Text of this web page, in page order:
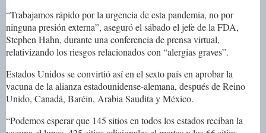
“Trabajamos rápido por la urgencia de esta pandemia, no por
ninguna presión externa”, aseguró el sábado el jefe de la FDA,
Stephen Hahn, durante una conferencia de prensa virtual,
relativizando los riesgos relacionados con “alergias graves”.
Estados Unidos se convirtió así en el sexto país en aprobar la
vacuna de la alianza estadounidense-alemana, después de Reino
Unido, Canadá, Baréin, Arabia Saudita y México.
“Podemos esperar que 145 sitios en todos los estados reciban la